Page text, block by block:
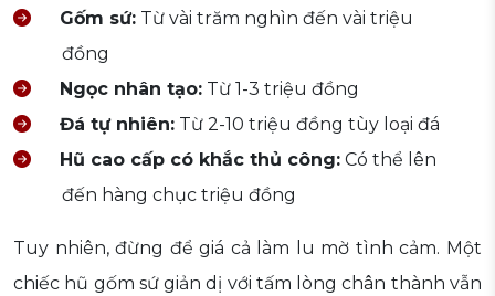
Gốm sứ: Từ vài trăm nghìn đến vài triệu
đồng
Ngọc nhân tạo: Từ 1-3 triệu đồng
Đá tự nhiên: Từ 2-10 triệu đồng tùy loại đá
Hũ cao cấp có khắc thủ công: Có thể lên
đến hàng chục triệu đồng
Tuy nhiên, đừng để giá cả làm lu mờ tình cảm. Một
chiếc hũ gốm sứ giản dị với tấm lòng chân thành vẫn